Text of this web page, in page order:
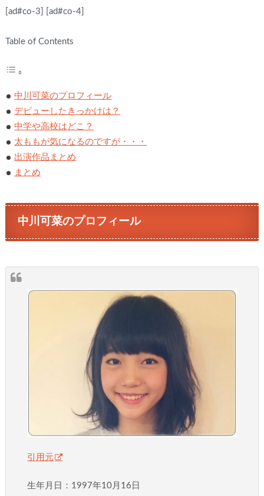
[ad#co-3] [ad#co-4]
Table of Contents
中川可菜のプロフィール
デビューしたきっかけは？
中学や高校はどこ？
太ももが気になるのですが・・・
出演作品まとめ
まとめ
中川可菜のプロフィール
引用元
生年月日：1997年10月16日